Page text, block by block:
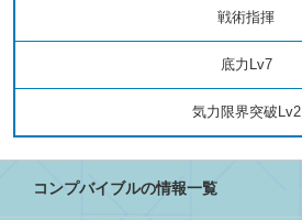
戦術指揮
底力Lv7
気力限界突破Lv2
コンプバイブルの情報一覧